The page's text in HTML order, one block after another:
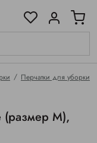
Перчатки для уборки
(размер М),